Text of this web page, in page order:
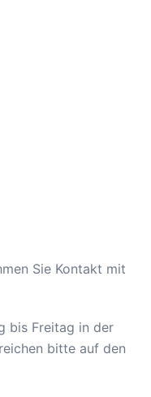
Sie Kontakt mit
bis Freitag in der
bitte auf den